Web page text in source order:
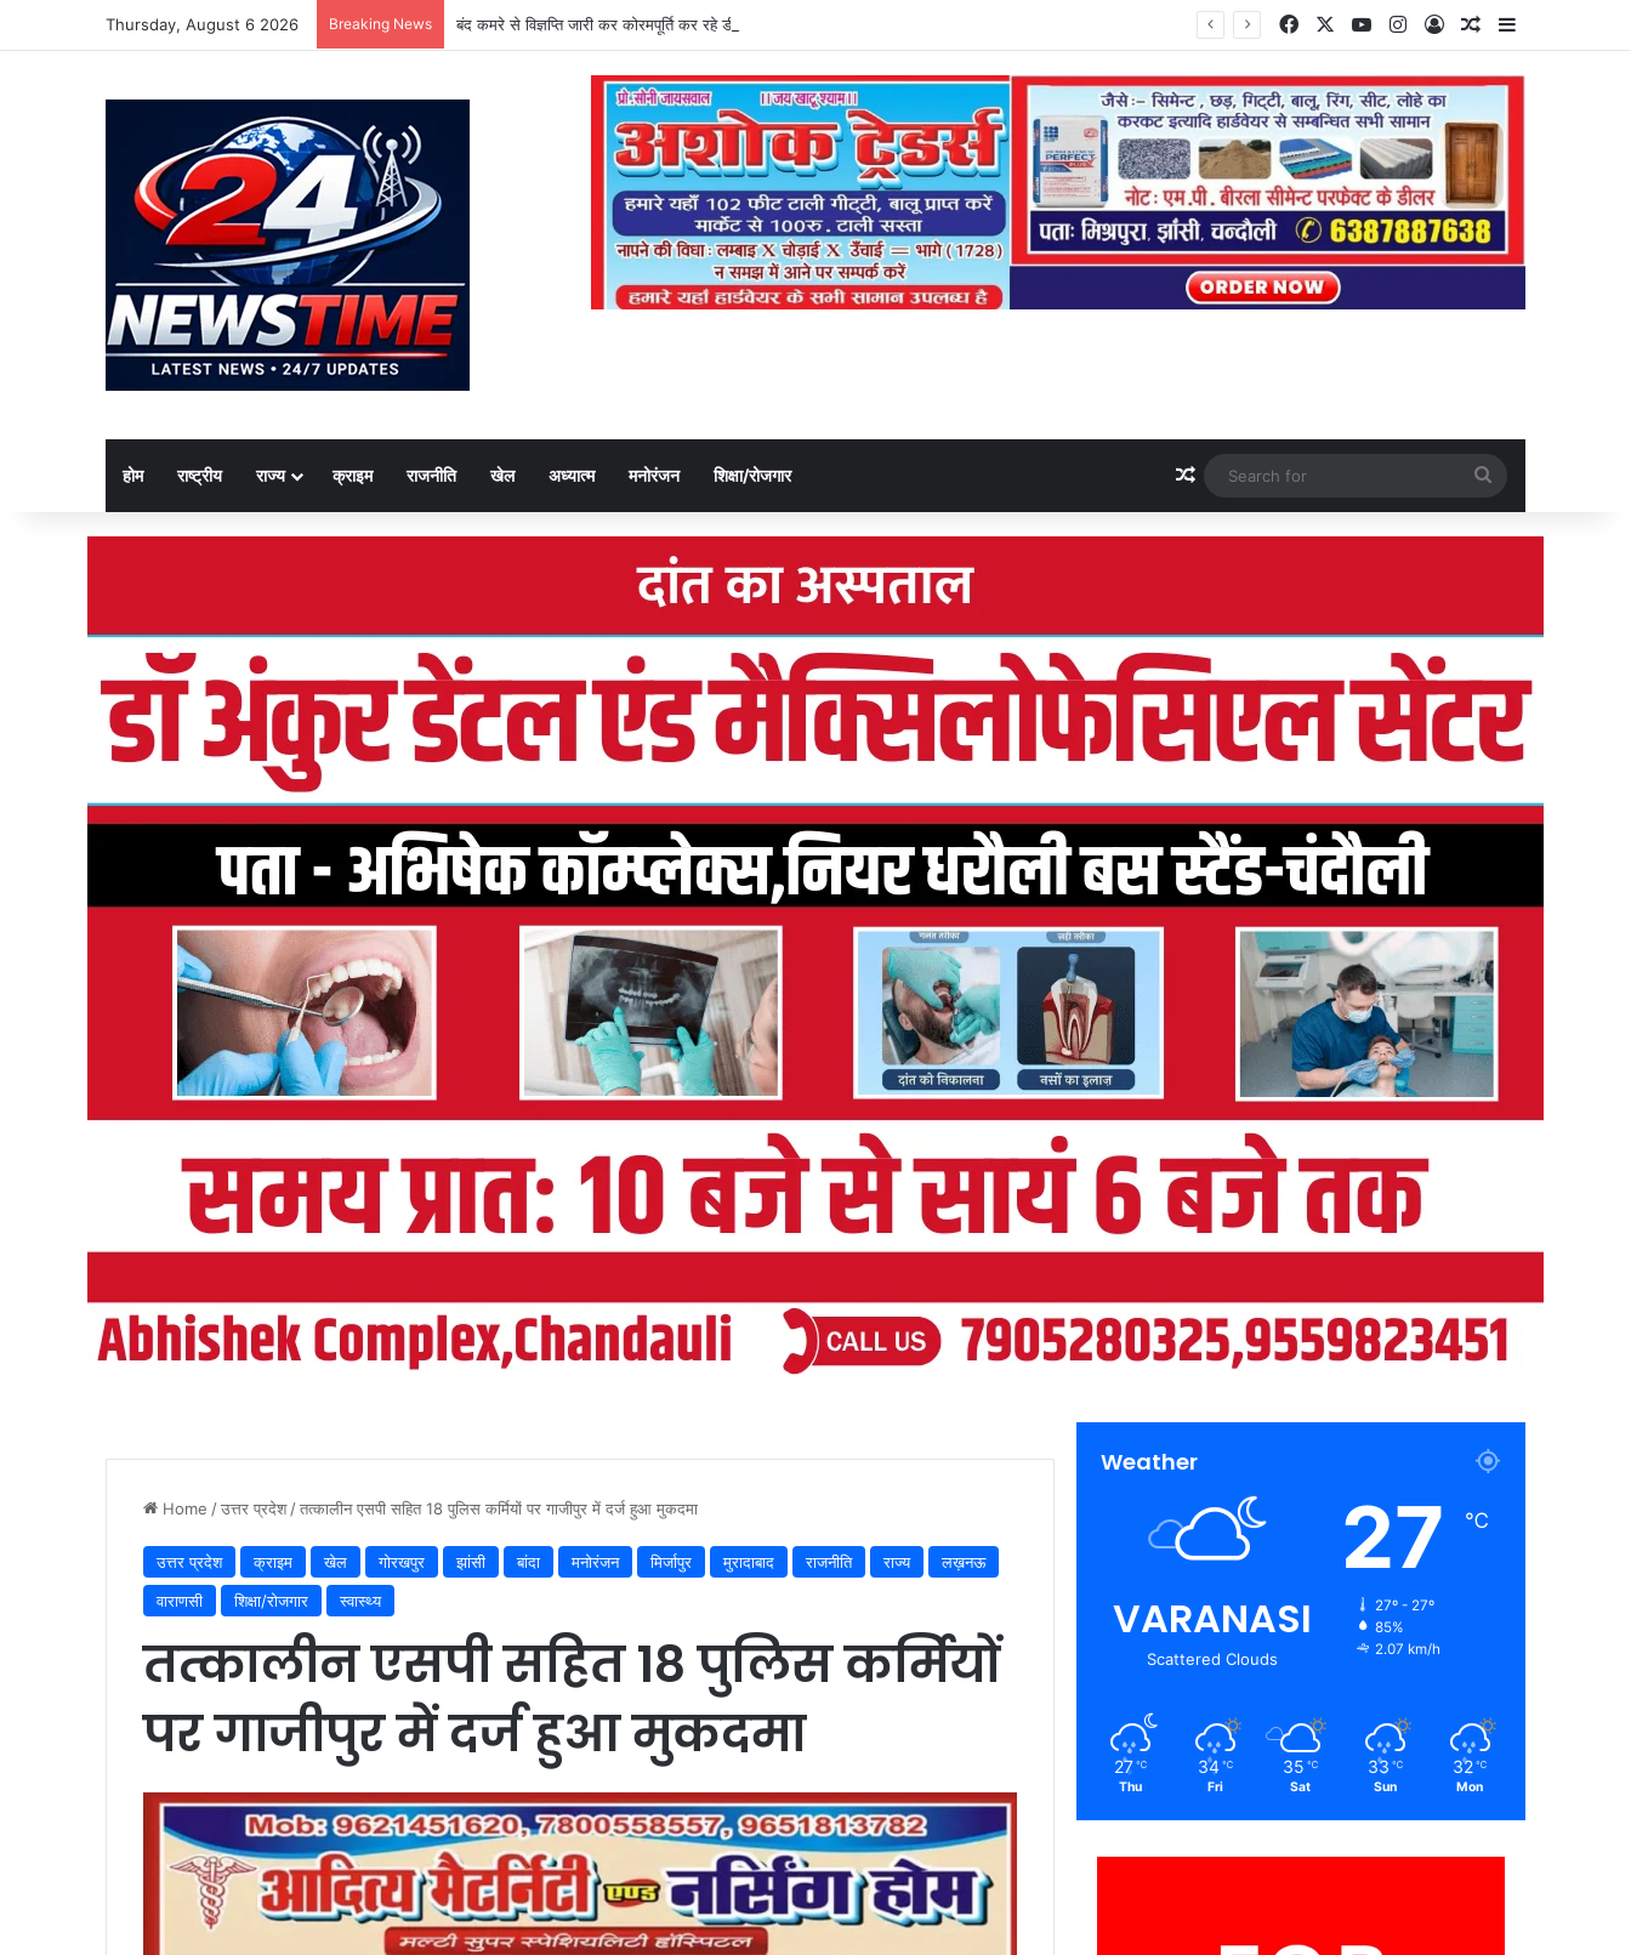
Thursday, August 6 2026 Breaking News बंद कमरे से विज्ञप्ति जारी कर कोरमपूर्ति कर रहे डीएओ, किसानों को लूट रहे निजी दुकानदार FacebookYouTubeInstagram
Log InRandom Article
Sidebar
होम राष्ट्रीय राज्य क्राइम राजनीति खेल अध्यात्म मनोरंजन शिक्षा/रोजगार Random Article
for
Home /उत्तर प्रदेश /तत्कालीन एसपी सहित 18 पुलिस कर्मियों पर गाजीपुर में दर्ज हुआ मुकदमा
उत्तर प्रदेश क्राइम खेल गोरखपुर झांसी बांदा मनोरंजन मिर्जापुर मुरादाबाद राजनीति राज्य
लख़नऊ
वाराणसी
शिक्षा/रोजगार स्वास्थ्य
तत्कालीन एसपी सहित 18 पुलिस कर्मियों
पर गाजीपुर में दर्ज हुआ मुकदमा
Weather
VARANASI
Scattered Clouds
27 ℃
27º - 27º
85%
2.07 km/h
27 ℃
Thu
34 ℃
Fri
35 ℃
Sat
33 ℃
Sun
32 ℃
Mon